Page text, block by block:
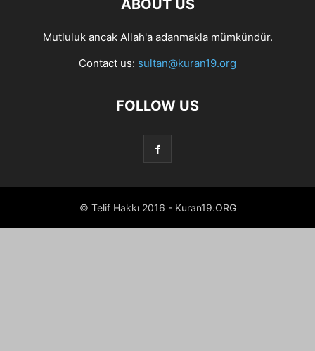
ABOUT US
Mutluluk ancak Allah'a adanmakla mümkündür.
Contact us: sultan@kuran19.org
FOLLOW US
© Telif Hakkı 2016 - Kuran19.ORG